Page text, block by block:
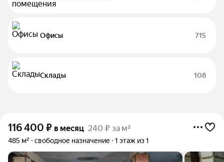
Офисы 715
Склады 108
116 400 ₽ в месяц 240 ₽ за м²
485 м² свободное назначение 1 этаж из 1